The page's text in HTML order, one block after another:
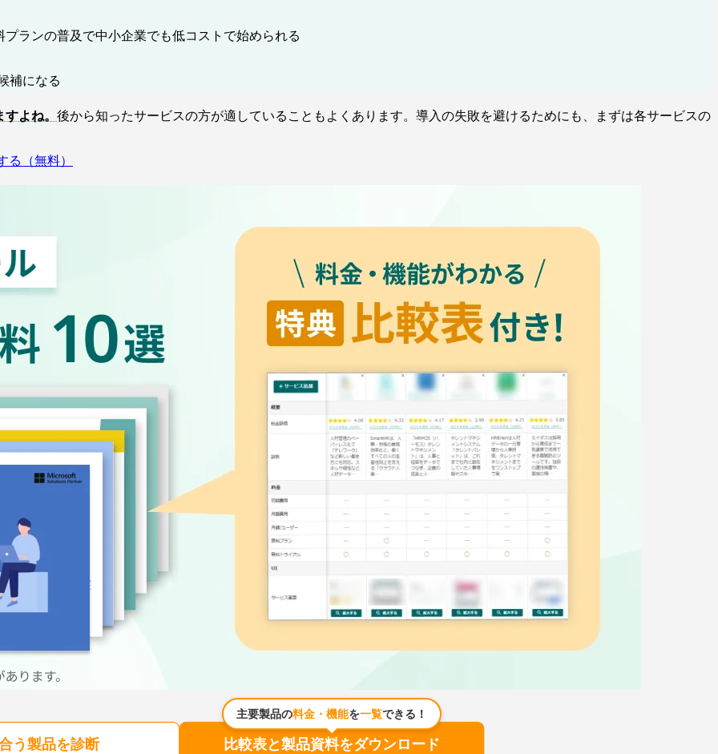
ランの普及で中小企業でも低コストで始められる
補になる
よね。 後から知ったサービスの方が適していることもよくあります。導入の失敗を避けるためにも、まずは各サービスの
（無料）
う製品を診断
主要製品の料金・機能を一覧できる！
比較表と製品資料をダウンロード